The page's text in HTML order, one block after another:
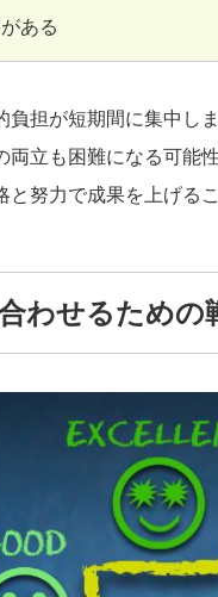
ある
担が短期間に集中し
立も困難になる可能
努力で成果を上げる
わせるための